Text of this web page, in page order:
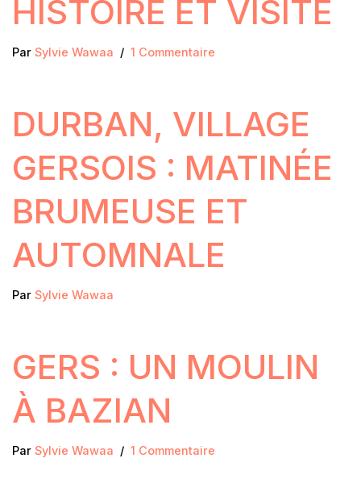
HISTOIRE ET VISITE
Par Sylvie Wawaa 1 Commentaire
DURBAN, VILLAGE
GERSOIS : MATINÉE
BRUMEUSE ET
AUTOMNALE
Par Sylvie Wawaa
GERS : UN MOULIN
À BAZIAN
Par Sylvie Wawaa 1 Commentaire